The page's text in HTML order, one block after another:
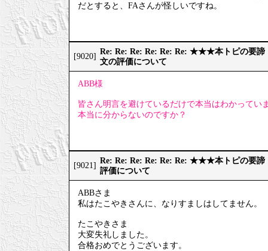
だとすると、FAさんが怪しいですね。
[9020]
Re: Re: Re: Re: Re: Re: ★★★本トピの要諦
文の評価について
ABB様
皆さん明言を避けているだけで本当はわかってい
本当に分からないのですか？
[9021]
Re: Re: Re: Re: Re: Re: ★★★本トピの要諦
評価について
ABBさま
私はたこやきさんに、なりすましはしてません。
たこやきさま
大変失礼しました。
合格おめでとうございます。